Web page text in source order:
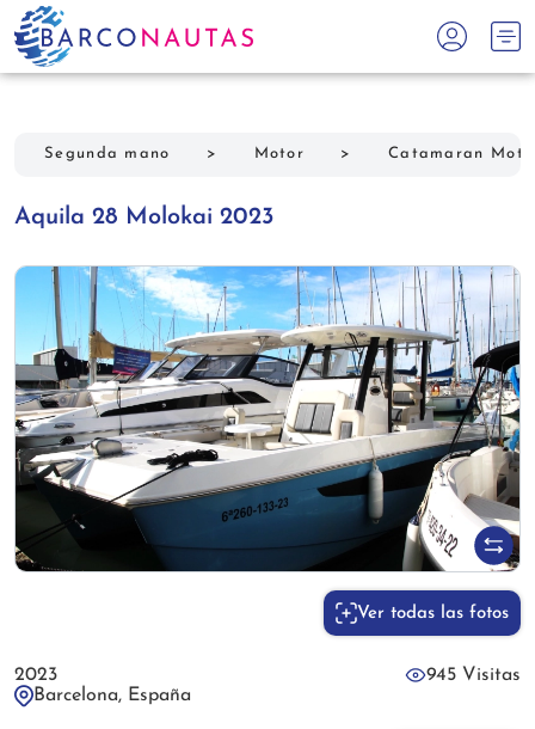
Segunda mano > Motor > Catamaran
Aquila 28 Molokai 2023
Ver todas las fotos
2023
945 Visitas
Barcelona, España